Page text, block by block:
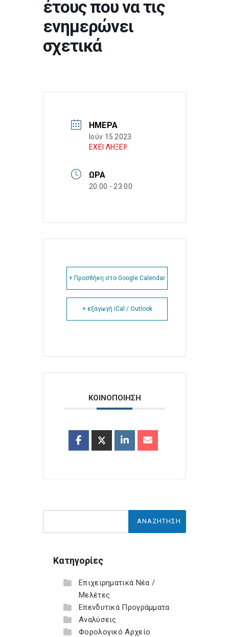
έτους που να τις
ενημερώνει
σχετικά
ΗΜΈΡΑ
Ιούν 15 2023
ΕΧΕΙ ΛΗΞΕΙ!
ΏΡΑ
20:00 - 23:00
+ Προσθήκη στο Google Calendar
+ εξαγωγή iCal / Outlook
ΚΟΙΝΟΠΟΙΗΣΗ
Κατηγορίες
Επιχειρηματικά Νέα /
Μελέτες
Επενδυτικά Προγράμματα
Αναλύσεις
Φορολογικό Αρχείο